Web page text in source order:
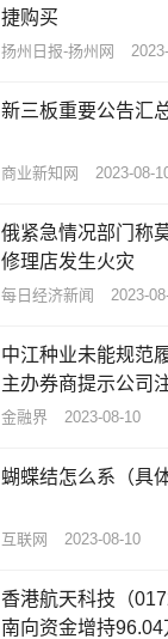
捷购买
扬州日报-扬州网
新三板重要公告汇
商业新知网 2023-08-
俄紧急情况部门称
修理店发生火灾
每日经济新闻 2023-
中江种业未能规范
主办券商提示公司
金融界 2023-08-10
蝴蝶结怎么系（具
互联网 2023-08-10
香港航天科技（
南向资金增持96.04